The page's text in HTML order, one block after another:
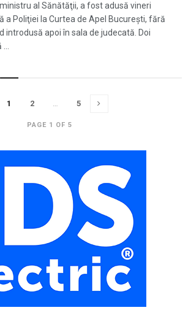
al Sănătăţii, a fost adusă vineri
a Poliţiei la Curtea de Apel Bucureşti, fără
introdusă apoi în sala de judecată. Doi
PAGE 1 OF 5
1 2 … 5